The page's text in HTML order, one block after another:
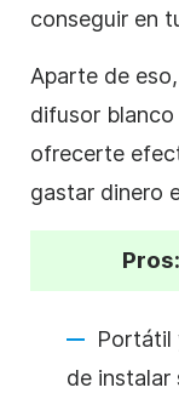
conseguir en
Aparte de
difusor
ofrecerte
gastar dinero
Pros:
Portátil
de instalar